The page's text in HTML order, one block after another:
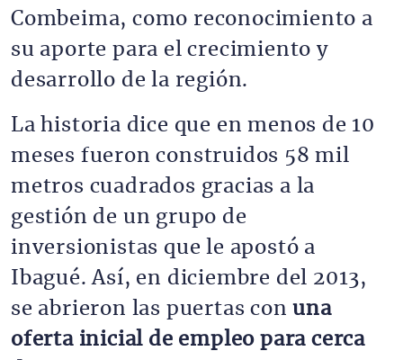
Combeima, como reconocimiento a
su aporte para el crecimiento y
desarrollo de la región.
La historia dice que en menos de 10
meses fueron construidos 58 mil
metros cuadrados gracias a la
gestión de un grupo de
inversionistas que le apostó a
Ibagué. Así, en diciembre del 2013,
se abrieron las puertas conuna
oferta inicial de empleo para cerca